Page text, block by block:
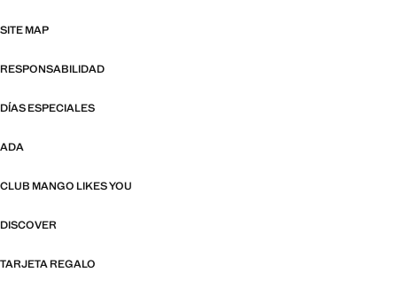
SITE MAP
RESPONSABILIDAD
DÍAS ESPECIALES
ADA
CLUB MANGO LIKES YOU
DISCOVER
TARJETA REGALO